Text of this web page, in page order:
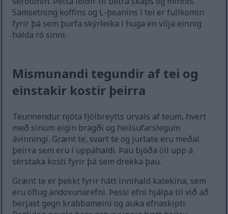
Samsetning koffíns og L-þeaníns í tei er fullkomin
fyrir þá sem þurfa skýrleika í huga en vilja einnig
halda ró sinni.
Mismunandi tegundir af tei og
einstakir kostir þeirra
Teunnendur njóta fjölbreytts úrvals af teum, hvert
með sínum eigin bragði og heilsufarslegum
ávinningi. Grænt te, svart te og jurtate eru meðal
þeirra sem eru í uppáhaldi. Þau bjóða öll upp á
sérstaka kosti fyrir þá sem drekka þau.
Grænt te er þekkt fyrir hátt innihald katekína, sem
eru öflug andoxunarefni. Þessi efni hjálpa til við að
berjast gegn krabbameini og auka efnaskipti.